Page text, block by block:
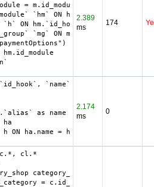
= m.id_module AND
`hm` ON hm.`id_module` =
`h` ON hm.`id_hook` = h.`id_hook`
`mg` ON mg.`id_module` =
AND
hm.id_module
2.389
ms
174
`id_hook`, `name`
as name
ha
ON ha.name = h.name
2.174
ms
0
c.*, cl.*
category_shop
= c.id_category AND